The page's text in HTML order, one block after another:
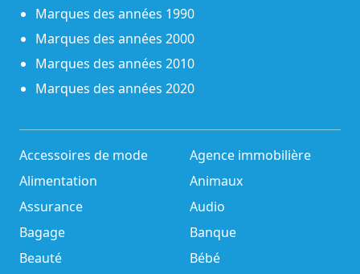
Marques des années 1990
Marques des années 2000
Marques des années 2010
Marques des années 2020
Accessoires de mode
Agence immobilière
Alimentation
Animaux
Assurance
Audio
Bagage
Banque
Beauté
Bébé